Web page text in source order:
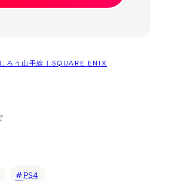
ろう山手線｜SQUARE ENIX
PS4